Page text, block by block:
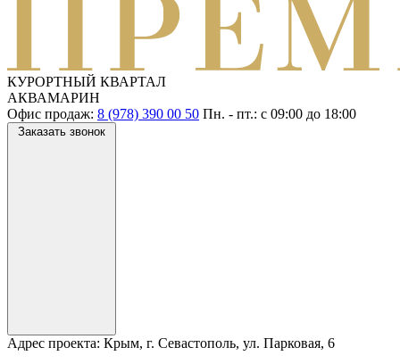
КУРОРТНЫЙ КВАРТАЛ
АКВАМАРИН
Офис продаж: 8 (978) 390 00 50 Пн. - пт.: с 09:00 до 18:00
Заказать звонок
Адрес проекта: Крым, г. Севастополь, ул. Парковая, 6